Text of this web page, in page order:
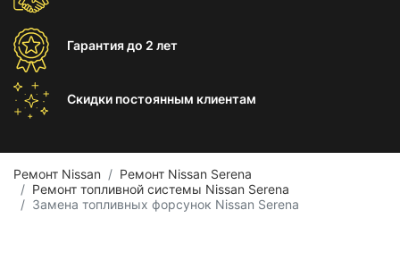
Гарантиядо 2 лет
Скидки постоянным клиентам
Ремонт Nissan
Ремонт Nissan Serena
Ремонт топливной системы Nissan Serena
Замена топливных форсунок Nissan Serena